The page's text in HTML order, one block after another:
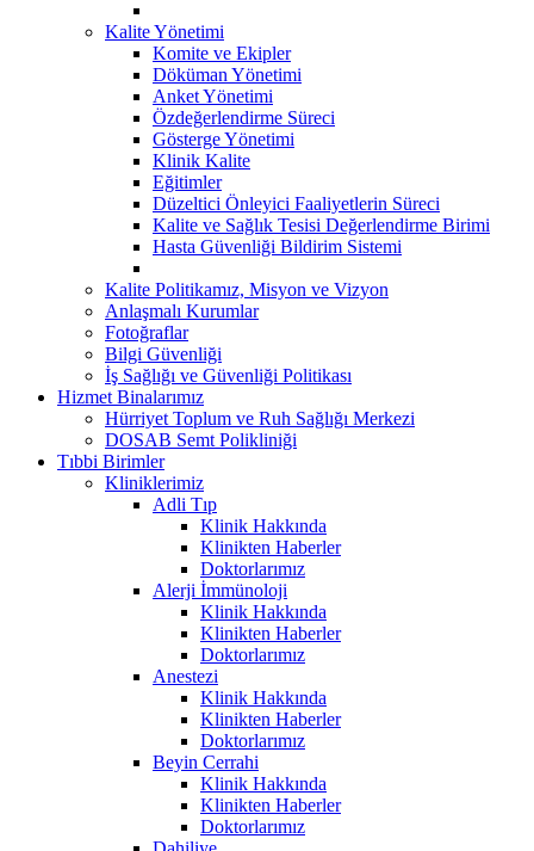
Kalite Yönetimi
Komite ve Ekipler
Döküman Yönetimi
Anket Yönetimi
Özdeğerlendirme Süreci
Gösterge Yönetimi
Klinik Kalite
Eğitimler
Düzeltici Önleyici Faaliyetlerin Süreci
Kalite ve Sağlık Tesisi Değerlendirme Birimi
Hasta Güvenliği Bildirim Sistemi
Kalite Politikamız, Misyon ve Vizyon
Anlaşmalı Kurumlar
Fotoğraflar
Bilgi Güvenliği
İş Sağlığı ve Güvenliği Politikası
Hizmet Binalarımız
Hürriyet Toplum ve Ruh Sağlığı Merkezi
DOSAB Semt Polikliniği
Tıbbi Birimler
Kliniklerimiz
Adli Tıp
Klinik Hakkında
Klinikten Haberler
Doktorlarımız
Alerji İmmünoloji
Klinik Hakkında
Klinikten Haberler
Doktorlarımız
Anestezi
Klinik Hakkında
Klinikten Haberler
Doktorlarımız
Beyin Cerrahi
Klinik Hakkında
Klinikten Haberler
Doktorlarımız